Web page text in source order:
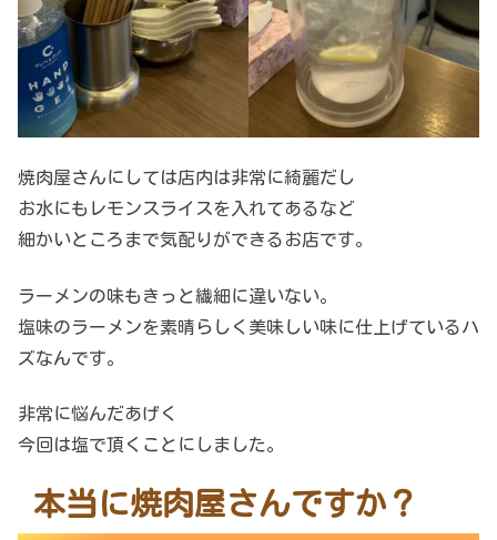
焼肉屋さんにしては店内は非常に綺麗だし
お水にもレモンスライスを入れてあるなど
細かいところまで気配りができるお店です。
ラーメンの味もきっと繊細に違いない。
塩味のラーメンを素晴らしく美味しい味に仕上げているハ
ズなんです。
非常に悩んだあげく
今回は塩で頂くことにしました。
本当に焼肉屋さんですか？